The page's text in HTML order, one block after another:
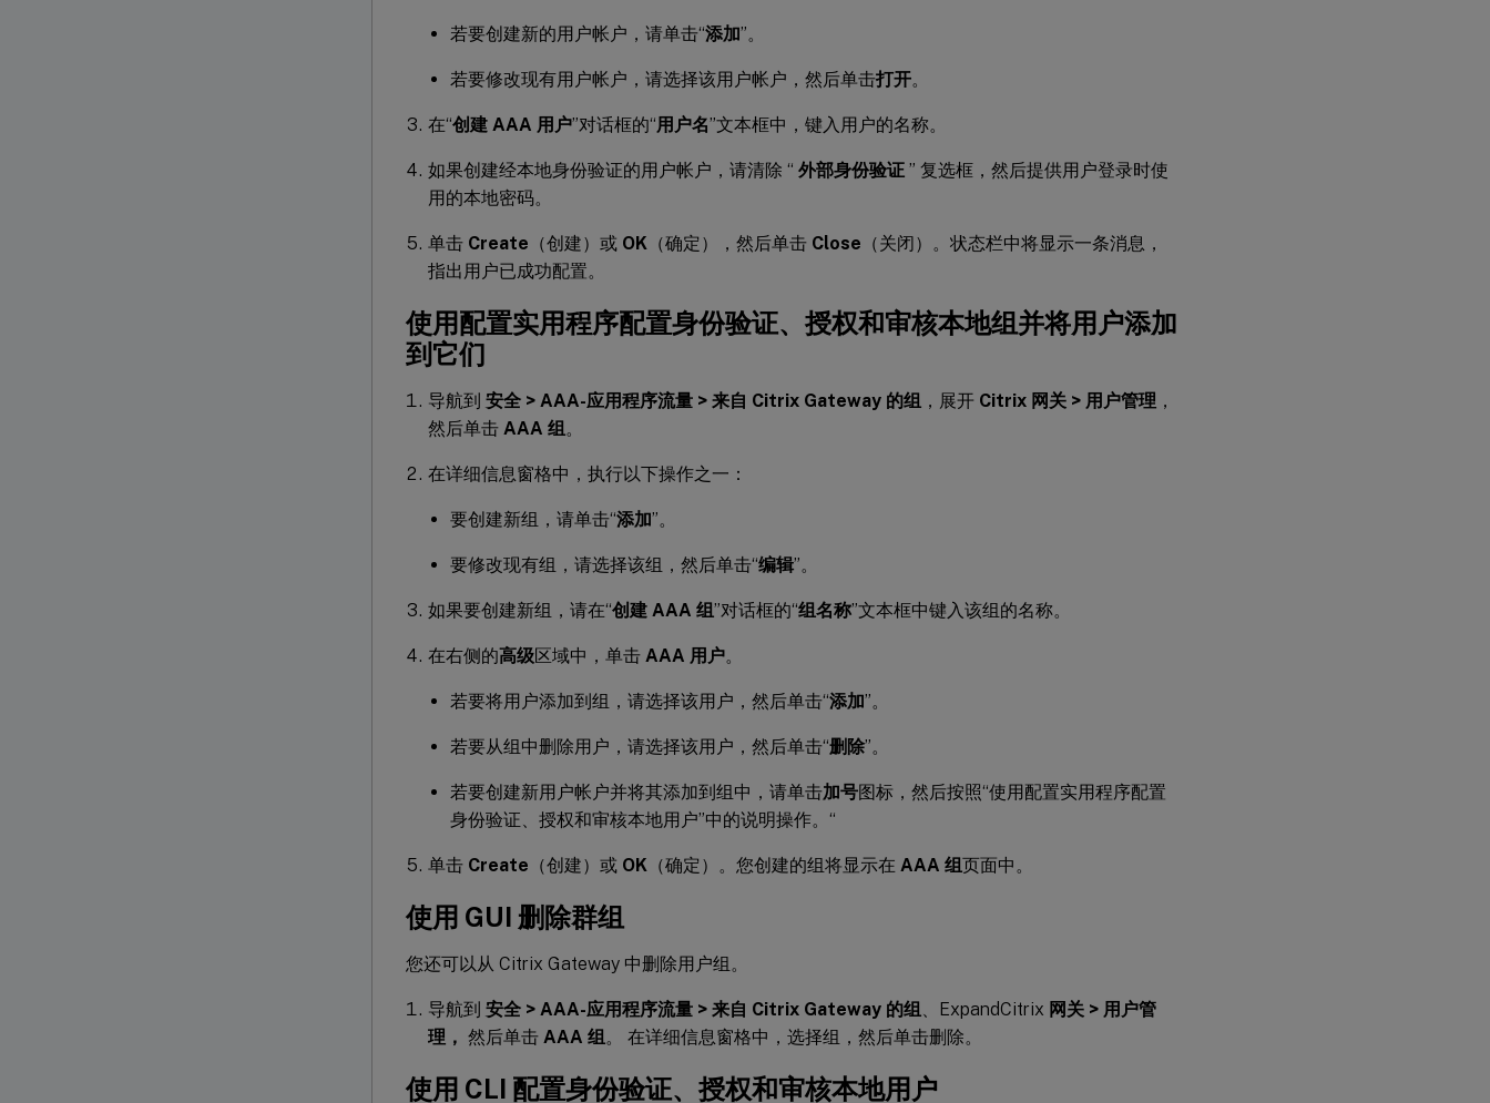
若要创建新的用户帐户，请单击“添加”。
若要修改现有用户帐户，请选择该用户帐户，然后单击打开。
在“创建 AAA 用户”对话框的“用户名”文本框中，键入用户的名称。
如果创建经本地身份验证的用户帐户，请清除 “ 外部身份验证 ” 复选框，然后提供用户登录时使
用的本地密码。
单击 Create （创建）或 OK （确定），然后单击 Close （关闭）。状态栏中将显示一条消息，
指出用户已成功配置。
使用配置实用程序配置身份验证、授权和审核本地组并将用户添加
到它们
导航到 安全 > AAA-应用程序流量 > 来自 Citrix Gateway 的组 ，展开 Citrix 网关 > 用户管理 ，
然后单击 AAA 组 。
在详细信息窗格中，执行以下操作之一：
要创建新组，请单击“添加”。
要修改现有组，请选择该组，然后单击“编辑”。
如果要创建新组，请在“创建 AAA 组”对话框的“组名称”文本框中键入该组的名称。
在右侧的高级区域中，单击 AAA 用户。
若要将用户添加到组，请选择该用户，然后单击“添加”。
若要从组中删除用户，请选择该用户，然后单击“删除”。
若要创建新用户帐户并将其添加到组中，请单击加号图标，然后按照“使用配置实用程序配置
身份验证、授权和审核本地用户”中的说明操作。“
单击 Create （创建）或 OK （确定）。您创建的组将显示在 AAA 组页面中。
使用 GUI 删除群组
您还可以从 Citrix Gateway 中删除用户组。
导航到 安全 > AAA-应用程序流量 > 来自 Citrix Gateway 的组 、ExpandCitrix 网关 > 用户管
理， 然后单击 AAA 组 。 在详细信息窗格中，选择组，然后单击删除。
使用 CLI 配置身份验证、授权和审核本地用户